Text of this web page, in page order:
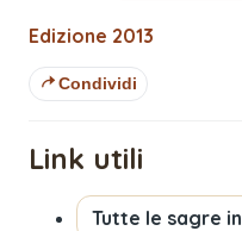
Edizione 2013
Condividi
Link utili
Tutte le sagre in